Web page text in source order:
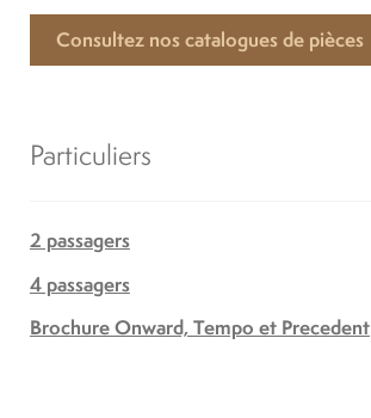
Consultez nos catalogues de pièces
Particuliers
2 passagers
4 passagers
Brochure Onward, Tempo et Precedent